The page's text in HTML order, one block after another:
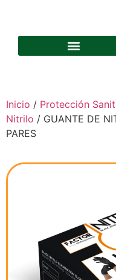
Inicio / Protección
Nitrilo / GUANTE DE
PARES